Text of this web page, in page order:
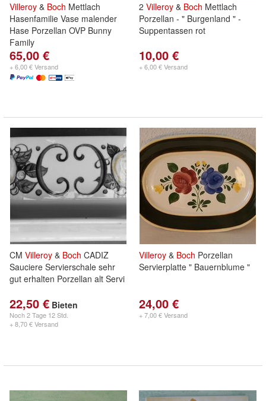
Villeroy & Boch Mettlach
Hasenfamilie Vase malender
Hase Porzellan OVP Bunny
Family
65,00 €
+ 6,00 € Versand
2 Villeroy & Boch Mettlach
Porzellan - " Burgenland " -
Suppentassen rot
10,00 €
+ 6,00 € Versand
CM Villeroy & Boch CADIZ
Sauciere Servierschale sehr
gut erhalten Porzellan alt Servi
22,50 € Bieten
Noch2 Tage 12 Std.
+ 8,70 € Versand
Villeroy & Boch Porzellan
Servierplatte " Bauernblume "
24,00 €
+ 7,00 € Versand